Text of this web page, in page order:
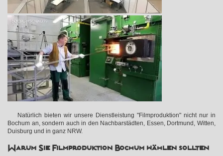
Natürlich bieten wir unsere Dienstleistung "Filmproduktion" nicht nur in
Bochum an, sondern auch in den Nachbarstädten, Essen, Dortmund, Witten,
Duisburg und in ganz NRW.
Warum Sie Filmproduktion Bochum wählen sollten